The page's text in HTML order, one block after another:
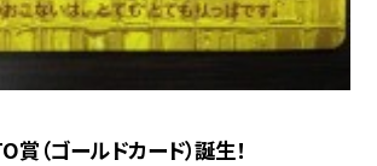
（ゴールドカード）誕生！